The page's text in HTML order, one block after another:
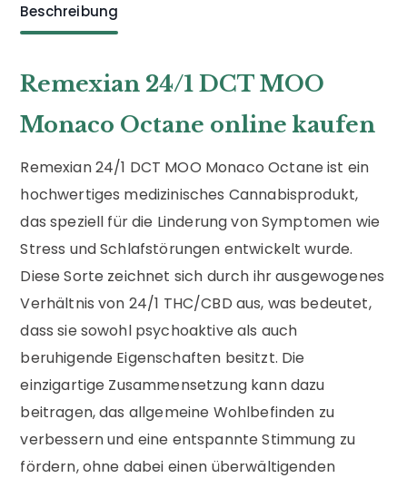
Beschreibung
Remexian 24/1 DCT MOO
Monaco Octane online kaufen
Remexian 24/1 DCT MOO Monaco Octane ist ein
hochwertiges medizinisches Cannabisprodukt,
das speziell für die Linderung von Symptomen wie
Stress und Schlafstörungen entwickelt wurde.
Diese Sorte zeichnet sich durch ihr ausgewogenes
Verhältnis von 24/1 THC/CBD aus, was bedeutet,
dass sie sowohl psychoaktive als auch
beruhigende Eigenschaften besitzt. Die
einzigartige Zusammensetzung kann dazu
beitragen, das allgemeine Wohlbefinden zu
verbessern und eine entspannte Stimmung zu
fördern, ohne dabei einen überwältigenden